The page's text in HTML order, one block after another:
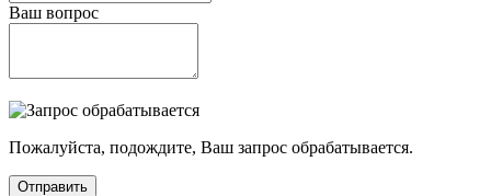
Ваш вопрос
Пожалуйста, подождите, Ваш запрос обрабатывается.
Отправить